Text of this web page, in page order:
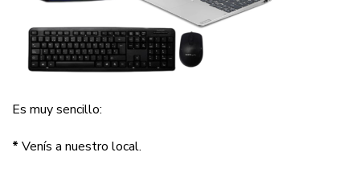
Es muy sencillo:
* Venís a nuestro local.